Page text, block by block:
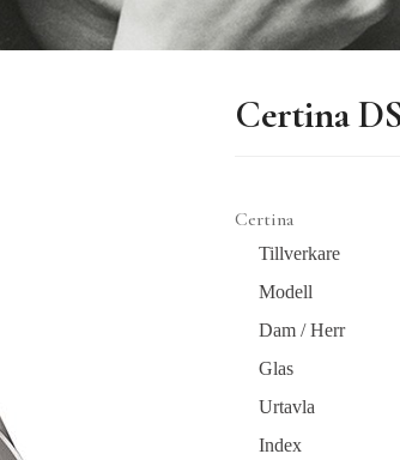
Certina
Certina
Tillverkare
Modell
Dam / Herr
Glas
Urtavla
Index